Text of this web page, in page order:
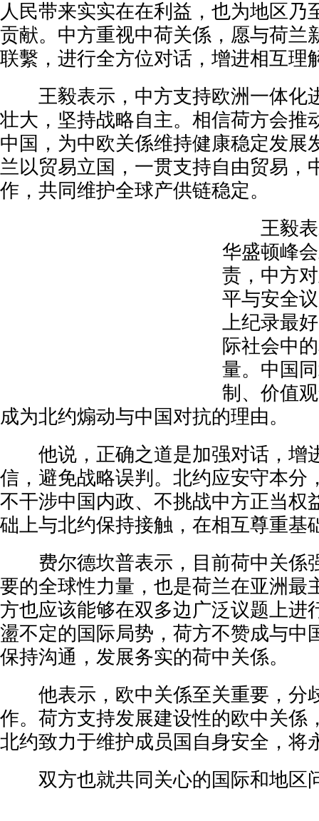
人民带来实实在在利益，也为地区乃
贡献。中方重视中荷关係，愿与荷兰
联繫，进行全方位对话，增进相互理
王毅表示，中方支持欧洲一体化
壮大，坚持战略自主。相信荷方会推
中国，为中欧关係维持健康稳定发展
兰以贸易立国，一贯支持自由贸易，
作，共同维护全球产供链稳定。
王毅表
华盛顿峰
责，中方
平与安全
上纪录最
际社会中
量。中国
制、价值
成为北约煽动与中国对抗的理由。
他说，正确之道是加强对话，增
信，避免战略误判。北约应安守本分
不干涉中国内政、不挑战中方正当权
础上与北约保持接触，在相互尊重基
费尔德坎普表示，目前荷中关係
要的全球性力量，也是荷兰在亚洲最
方也应该能够在双多边广泛议题上进
盪不定的国际局势，荷方不赞成与中
保持沟通，发展务实的荷中关係。
他表示，欧中关係至关重要，分
作。荷方支持发展建设性的欧中关係
北约致力于维护成员国自身安全，将
双方也就共同关心的国际和地区